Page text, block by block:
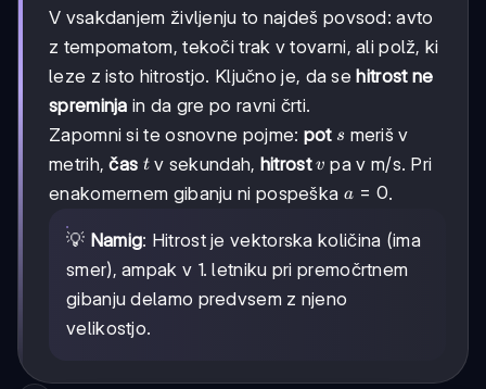
V vsakdanjem življenju to najdeš povsod: avto
z tempomatom, tekoči trak v tovarni, ali polž, ki
leze z isto hitrostjo. Ključno je, da sehitrost ne
spreminja in da gre po ravni črti.
Zapomni si te osnovne pojme: pot s
s meriš v
metrih,čas t
tv sekundah, hitrostv
v pa v m/s. Pri
enakomernem gibanju ni pospeška a
0
a = 0.
💡 Namig: Hitrost je vektorska količina (ima
smer), ampak v 1. letniku pri premočrtnem
gibanju delamo predvsem z njeno
velikostjo.